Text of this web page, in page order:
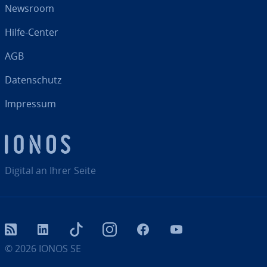
Digital an Ihrer Seite
Newsroom
Hilfe-Center
AGB
Da­ten­schutz
Impressum
© 2026 IONOS SE
RSS LinkedIn tiktok InstagramFacebook